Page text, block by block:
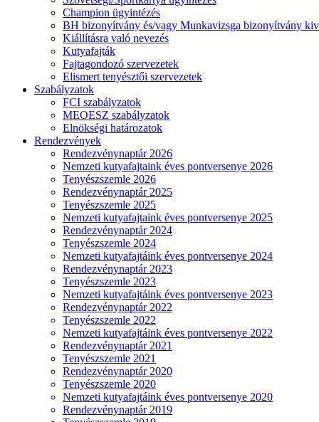
Champion ügyintézés
BH bizonyítvány és/vagy Munkavizsga bizonyítvány
Kiállításra való nevezés
Kutyafajták
Fajtagondozó szervezetek
Elismert tenyésztői szervezetek
Szabályzatok
FCI szabályzatok
MEOESZ szabályzatok
Elnökségi határozatok
Rendezvények
Rendezvénynaptár 2026
Nemzeti kutyafajtaink éves pontversenye 2026
Tenyészszemle 2026
Rendezvénynaptár 2025
Tenyészszemle 2025
Nemzeti kutyafajtaink éves pontversenye 2025
Rendezvénynaptár 2024
Tenyészszemle 2024
Nemzeti kutyafajtáink éves pontversenye 2024
Rendezvénynaptár 2023
Tenyészszemle 2023
Nemzeti kutyafajtáink éves pontversenye 2023
Rendezvénynaptár 2022
Tenyészszemle 2022
Nemzeti kutyafajtáink éves pontversenye 2022
Rendezvénynaptár 2021
Tenyészszemle 2021
Rendezvénynaptár 2020
Tenyészszemle 2020
Nemzeti kutyafajtáink éves pontversenye 2020
Rendezvénynaptár 2019